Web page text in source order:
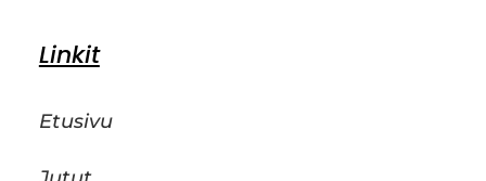
Linkit
Etusivu